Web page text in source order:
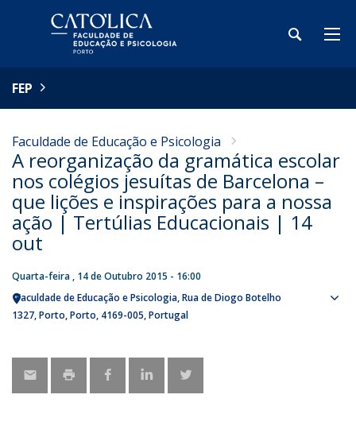
FEP
Faculdade de Educação e Psicologia
A reorganização da gramática escolar
nos colégios jesuítas de Barcelona –
que lições e inspirações para a nossa
ação | Tertúlias Educacionais | 14
out
Quarta-feira , 14 de Outubro 2015 - 16:00
Faculdade de Educação e Psicologia Rua de Diogo Botelho
1327 Porto Porto 4169-005 Portugal